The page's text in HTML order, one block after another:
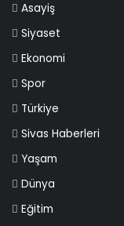
Asayiş
Siyaset
Ekonomi
Spor
Türkiye
Sivas Haberleri
Yaşam
Dünya
Eğitim